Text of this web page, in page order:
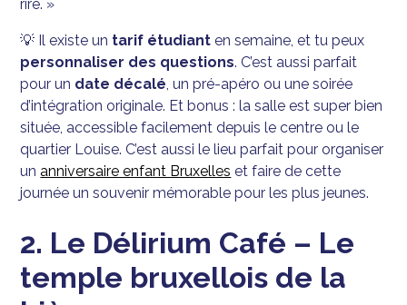
rire. »
💡 Il existe un tarif étudiant en semaine, et tu peux
personnaliser des questions. C’est aussi parfait
pour un date décalé, un pré-apéro ou une soirée
d’intégration originale. Et bonus : la salle est super bien
située, accessible facilement depuis le centre ou le
quartier Louise. C’est aussi le lieu parfait pour organiser
unanniversaire enfant Bruxelles et faire de cette
journée un souvenir mémorable pour les plus jeunes.
2. Le Délirium Café – Le
temple bruxellois de la